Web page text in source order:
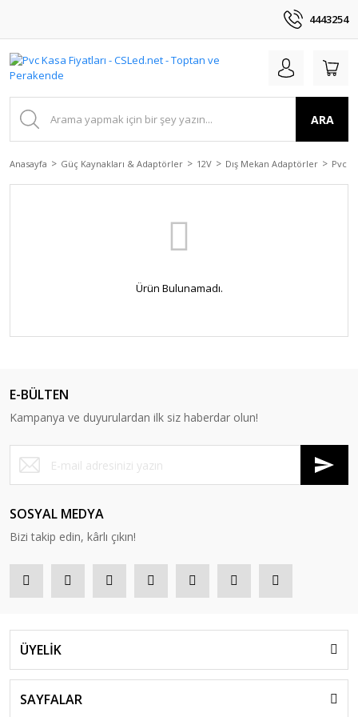
4443254
ARA
Anasayfa Güç Kaynakları & Adaptörler 12V Dış Mekan Adaptörler Pvc
Ürün Bulunamadı.
E-BÜLTEN
Kampanya ve duyurulardan ilk siz haberdar olun!
SOSYAL MEDYA
Bizi takip edin, kârlı çıkın!
ÜYELİK
SAYFALAR